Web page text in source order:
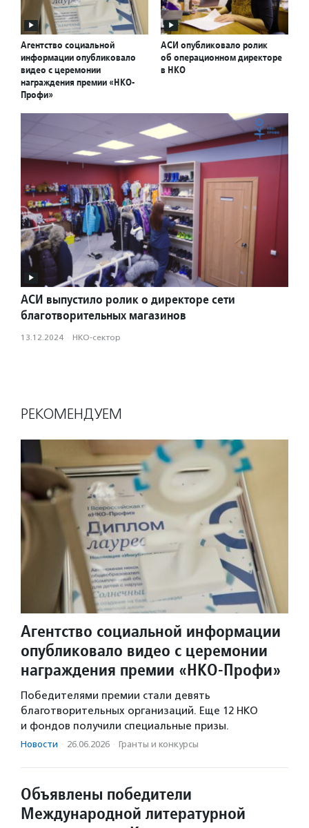
Агентство социальной
информации опубликовало
видео с церемонии
награждения премии «НКО-
Профи»
АСИ опубликовало ролик
об операционном директоре
в НКО
АСИ выпустило ролик о директоре сети
благотворительных магазинов
13.12.2024 · НКО-сектор
РЕКОМЕНДУЕМ
Агентство социальной информации
опубликовало видео с церемонии
награждения премии «НКО-Профи»
Победителями премии стали девять
благотворительных организаций. Еще 12 НКО
и фондов получили специальные призы.
Новости · 26.06.2026 · Гранты и конкурсы
Объявлены победители
Международной литературной